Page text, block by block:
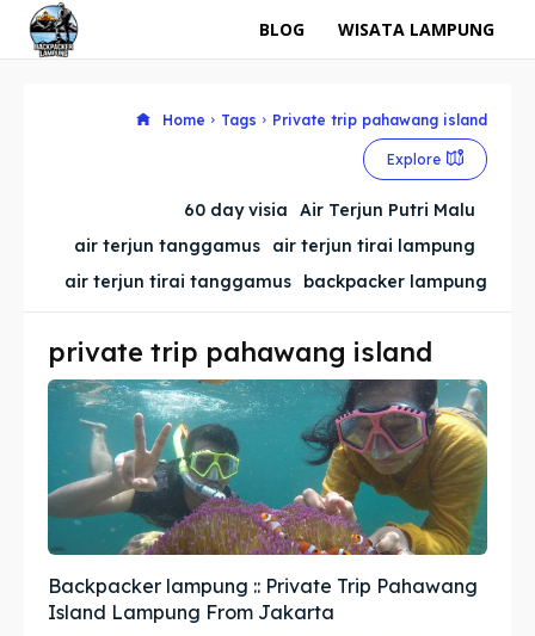
BLOG WISATA LAMPUNG
Home Tags Private trip pahawang island
Explore
60 day visia
Air Terjun Putri Malu
air terjun tanggamus
air terjun tirai lampung
air terjun tirai tanggamus
backpacker lampung
private trip pahawang island
Backpacker lampung :: Private Trip Pahawang
Island Lampung From Jakarta